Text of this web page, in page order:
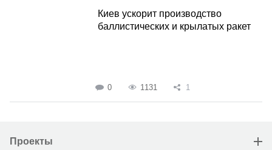
Киев ускорит производство
баллистических и крылатых ракет
0 1131 1
Проекты